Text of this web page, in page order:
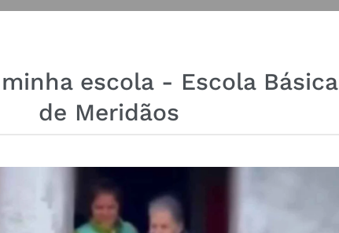
escola - Escola Básica
de Meridãos